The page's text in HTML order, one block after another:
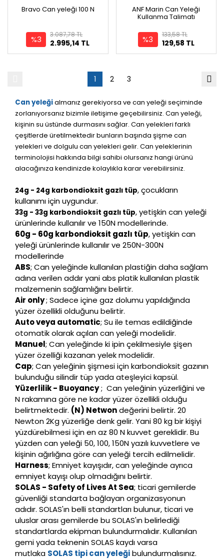
Bravo Can yeleği 100 N
%3 2.995,14 TL
3.087,78 TL
ANF Marin Can Yeleği
Kullanma Talimatı
%3 129,58 TL
133,58 TL
1 2 3
Can yeleğialmanız gerekiyorsa ve can yeleği seçiminde
zorlanıyorsanız bizimle iletişime geçebilirsiniz. Can yeleği,
kişinin su üstünde durmasını sağlar. Can yelekleri farklı
çeşitlerde üretilmektedir bunların başında şişme can
yelekleri ve dolgulu can yelekleri gelir. Can yeleklerinin
terminolojisi hakkında bilgi sahibi olursanız hangi ürünü
alacağınıza kendinizde kolaylıkla karar verebilirsiniz.
24g - 24g karbondioksit gazlı tüp, çocukların
kullanımı için uygundur.
33g - 33g karbondioksit gazlı tüp, yetişkin can yeleği
ürünlerinde kullanılır ve 150N modellerinde.
60g - 60g karbondioksit gazlı tüp, yetişkin can
yeleği ürünlerinde kullanılır ve 250N-300N
modellerinde
ABS; Can yeleğinde kullanılan plastiğin daha sağlam
adına verilen addır yani abs platik kullanılan plastik
malzemenin sağlamlığını belirtir.
Air only; Sadece içine gaz dolumu yapıldığında
yüzer özellikli olduğunu belirtir.
Auto veya automatic; Su ile temas edildiğinde
otomatik olarak açılan can yeleği modelidir.
Manuel; Can yeleğinde ki ipin çekilmesiyle şişen
yüzer özelliği kazanan yelek modelidir.
Cap; Can yeleğinin şişmesi için karbondioksit gazının
bulunduğu silindir tüp yada ateşleyici kapsül.
Yüzerlilik - Buoyancy; Can yeleğinin yüzerliğini ve
N rakamına göre ne kadar yüzer özellikli olduğu
belirtmektedir. (N) Netwondeğerini belirtir. 20
Newton 2Kg yüzerliğe denk gelir. Yani 80 kg bir kişiyi
yüzdürebilmesi için en az 80 N kuvvet gereklidir. Bu
yüzden can yeleği 50, 100, 150N yazılı kuvvetlere ve
kişinin ağırlığına göre can yeleği tercih edilmelidir.
Harness; Emniyet kayışıdır, can yeleğinde ayrıca
emniyet kayışı olup olmadığını belirtir.
SOLAS - Safety of Lives At Sea; ticari gemilerde
güvenliği standarta bağlayan organizasyonun
adıdır. SOLAS'ın belli standartları bulunur, ticari ve
uluslar arası gemilerde bu SOLAS'ın belirlediği
standartlarda ekipman bulundurmalıdır. Kullanılan
gemi yada teknenin SOLAS kaydı varsa
mutlaka SOLAS tipi can yeleğibulundurmalısınız.